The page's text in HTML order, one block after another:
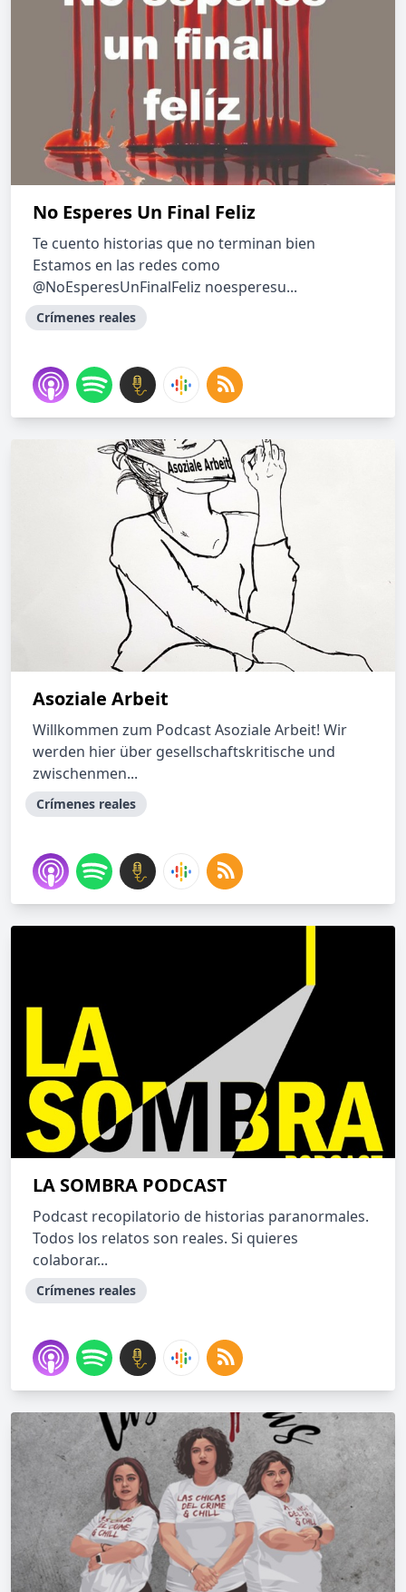
No Esperes Un Final Feliz
Te cuento historias que no terminan bien
Estamos en las redes como
@NoEsperesUnFinalFeliz noesperesu...
Crímenes reales
Asoziale Arbeit
Willkommen zum Podcast Asoziale Arbeit! Wir
werden hier über gesellschaftskritische und
zwischenmen...
Crímenes reales
LA SOMBRA PODCAST
Podcast recopilatorio de historias paranormales.
Todos los relatos son reales. Si quieres
colaborar...
Crímenes reales